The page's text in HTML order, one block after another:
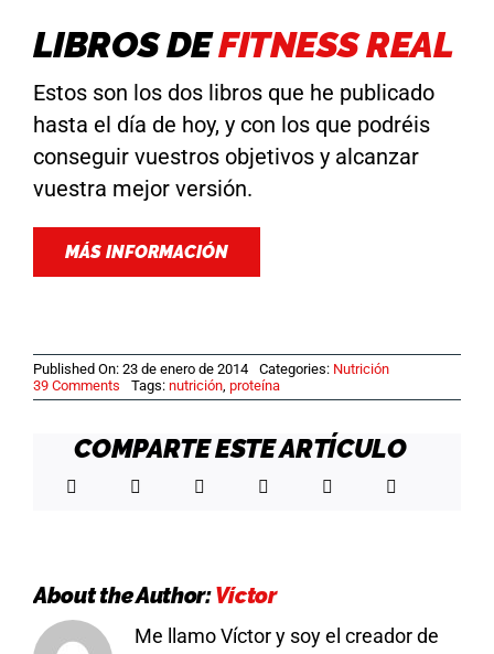
LIBROS DEFITNESS REAL
Estos son los dos libros que he publicado
hasta el día de hoy, y con los que podréis
conseguir vuestros objetivos y alcanzar
vuestra mejor versión.
MÁS INFORMACIÓN
Published On: 23 de enero de 2014 Categories: Nutrición
39 Commentson
¿Comer
es
Razones
Tags: nutrición, proteína
COMPARTE ESTE ARTÍCULO
About the Author:Víctor
Me llamo Víctor y soy el creador de